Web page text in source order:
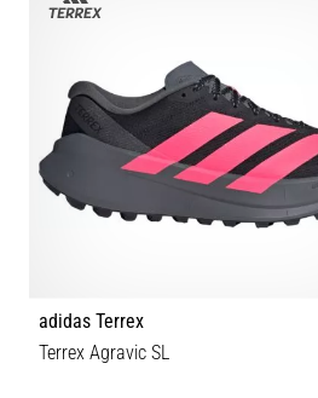
adidas Terrex
Terrex Agravic SL